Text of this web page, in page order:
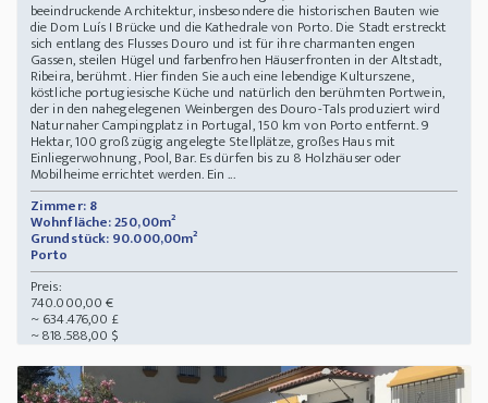
beeindruckende Architektur, insbesondere die historischen Bauten wie
die Dom Luís I Brücke und die Kathedrale von Porto. Die Stadt erstreckt
sich entlang des Flusses Douro und ist für ihre charmanten engen
Gassen, steilen Hügel und farbenfrohen Häuserfronten in der Altstadt,
Ribeira, berühmt. Hier finden Sie auch eine lebendige Kulturszene,
köstliche portugiesische Küche und natürlich den berühmten Portwein,
der in den nahegelegenen Weinbergen des Douro-Tals produziert wird
Naturnaher Campingplatz in Portugal, 150 km von Porto entfernt. 9
Hektar, 100 großzügig angelegte Stellplätze, großes Haus mit
Einliegerwohnung, Pool, Bar. Es dürfen bis zu 8 Holzhäuser oder
Mobilheime errichtet werden. Ein ...
Zimmer: 8
Wohnfläche: 250,00m²
Grundstück: 90.000,00m²
Porto
Preis:
740.000,00 €
~ 634.476,00 £
~ 818.588,00 $